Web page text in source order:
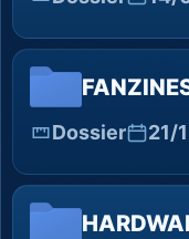
Dossier 21/